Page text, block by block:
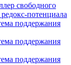
свободного
потенциала
поддержания
поддержания
поддержания